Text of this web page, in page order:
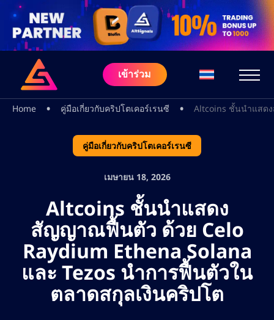
เข้าร่วม
Home • คู่มือเกี่ยวกับคริปโตเคอร์เรนซี • Altcoins ชั้นนำแสด
คู่มือเกี่ยวกับคริปโตเคอร์เรนซี
เมษายน 18, 2026
Altcoins ชั้นนำแสดง
สัญญาณฟื้นตัว ด้วย Celo
Raydium Ethena Solana
และ Tezos นำการฟื้นตัวใน
ตลาดสกุลเงินคริปโต